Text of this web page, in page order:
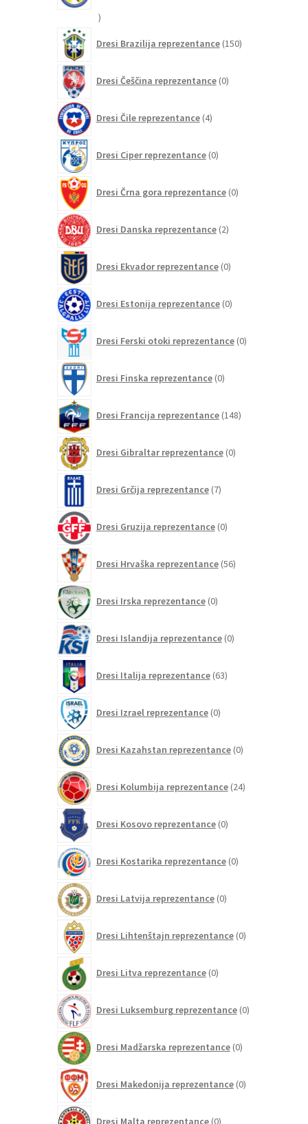
20
Dresi Brazilija reprezentance 150izdelkov
Dresi Češčina reprezentance 0izdelkov
Dresi Čile reprezentance 4izdelki
Dresi Ciper reprezentance 0izdelkov
Dresi Črna gora reprezentance 0izdelkov
Dresi Danska reprezentance 2izdelka
Dresi Ekvador reprezentance 0izdelkov
Dresi Estonija reprezentance 0izdelkov
Dresi Ferski otoki reprezentance 0izdelkov
Dresi Finska reprezentance 0izdelkov
Dresi Francija reprezentance 148izdelkov
Dresi Gibraltar reprezentance 0izdelkov
Dresi Grčija reprezentance 7izdelkov
Dresi Gruzija reprezentance 0izdelkov
Dresi Hrvaška reprezentance 56izdelkov
Dresi Irska reprezentance 0izdelkov
Dresi Islandija reprezentance 0izdelkov
Dresi Italija reprezentance 63izdelkov
Dresi Izrael reprezentance 0izdelkov
Dresi Kazahstan reprezentance 0izdelkov
Dresi Kolumbija reprezentance 24izdelkov
Dresi Kosovo reprezentance 0izdelkov
Dresi Kostarika reprezentance 0izdelkov
Dresi Latvija reprezentance 0izdelkov
Dresi Lihtenštajn reprezentance 0izdelkov
Dresi Litva reprezentance 0izdelkov
Dresi Luksemburg reprezentance 0izdelkov
Dresi Madžarska reprezentance 0izdelkov
Dresi Makedonija reprezentance 0izdelkov
Dresi Malta reprezentance 0